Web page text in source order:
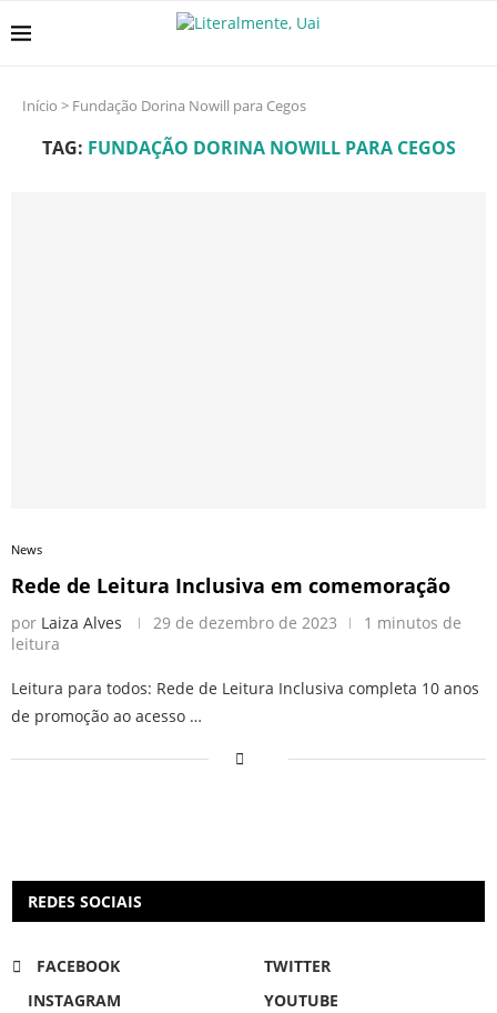
Início > Fundação Dorina Nowill para Cegos
TAG: FUNDAÇÃO DORINA NOWILL PARA CEGOS
News
Rede de Leitura Inclusiva em comemoração
por Laiza Alves 29 de dezembro de 2023
1 minutos de
leitura
Leitura para todos: Rede de Leitura Inclusiva completa 10 anos
de promoção ao acesso …
REDES SOCIAIS
FACEBOOK
TWITTER
INSTAGRAM
YOUTUBE